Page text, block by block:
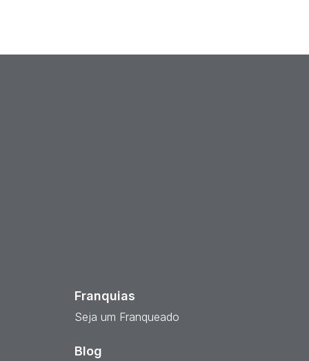
Franquias
Seja um Franqueado
Blog